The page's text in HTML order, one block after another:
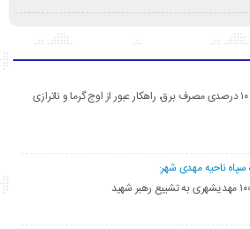
کاهش ۱۰ درصدی مصرف برق، راهکار عبور از اوج گرما و ناترازی
سپاه ناحیه مهدی شهر: